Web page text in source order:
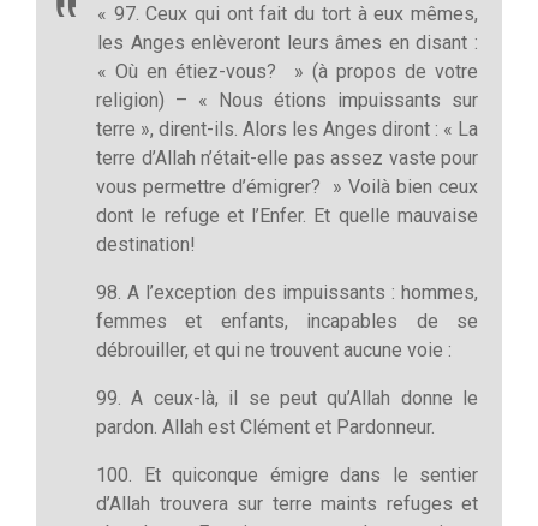
« 97. Ceux qui ont fait du tort à eux mêmes,
les Anges enlèveront leurs âmes en disant :
« Où en étiez-vous? » (à propos de votre
religion) – « Nous étions impuissants sur
terre », dirent-ils. Alors les Anges diront : « La
terre d’Allah n’était-elle pas assez vaste pour
vous permettre d’émigrer? » Voilà bien ceux
dont le refuge et l’Enfer. Et quelle mauvaise
destination!
98. A l’exception des impuissants : hommes,
femmes et enfants, incapables de se
débrouiller, et qui ne trouvent aucune voie :
99. A ceux-là, il se peut qu’Allah donne le
pardon. Allah est Clément et Pardonneur.
100. Et quiconque émigre dans le sentier
d’Allah trouvera sur terre maints refuges et